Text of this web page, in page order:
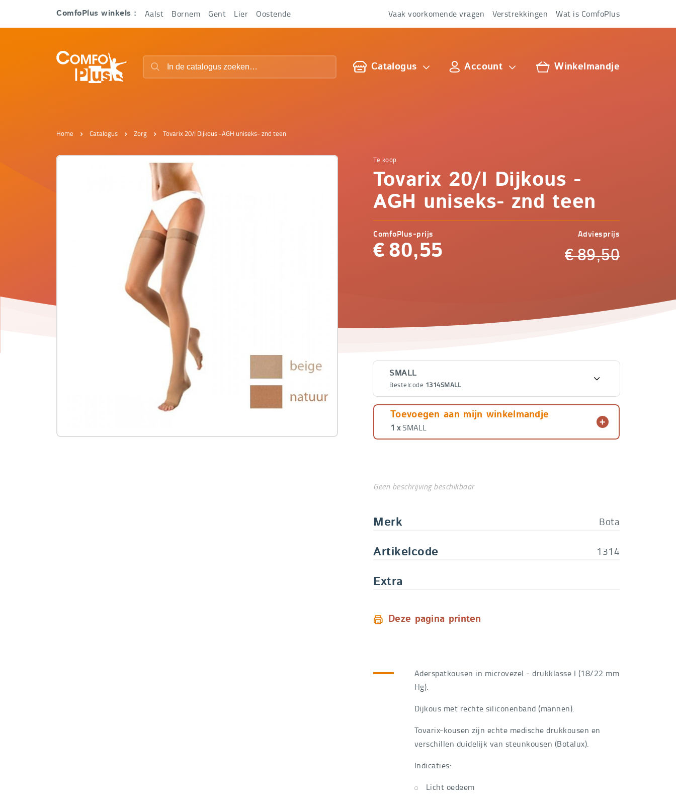
Home Catalogus Zorg Tovarix 20/I Dijkous -AGH uniseks- znd teen
Comfoplus
-
Te koop
Tovarix 20/I Dijkous -
AGH uniseks- znd teen
ComfoPlus-prijs
€ 80,55
Adviesprijs
€89,50
ComfoPlus winkels : Aalst Bornem Gent Lier Oostende
Over
Vaak voorkomende vragen Verstrekkingen Wat is ComfoPlus
ComfoPlus
Homepagina
Zoeken
Zoeken
Catalogus Account Winkelmandje
Tovarix
Varianten
SMALL
Bestelcode 1314SMALL
Bestelcode1314SMALL
€89,50
80,55
€89,50
Bestelcode1314LARGE
Bestelcode 80,55
Toevoegen aan mijn winkelmandje
1 xSMALL
Geen beschrijving beschikbaar
Merk Bota
Artikelcode 1314
Extra
Deze pagina printen
Aderspatkousen in microvezel - drukklasse I (18/22 mm
Hg).
Dijkous met rechte siliconenband (mannen).
Tovarix-kousen zijn echte medische drukkousen en
verschillen duidelijk van steunkousen (Botalux).
Indicaties:
Licht oedeem